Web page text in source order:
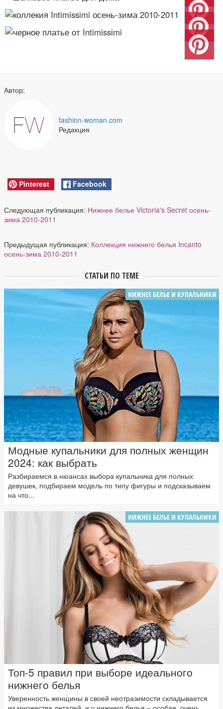
Автор:
fashion-woman.com
Редакция
Pinterest Facebook
Следующая публикация: Нижнее белье Victoria's Secret осень-
зима 2010-2011
Предыдущая публикация: Коллекция нижнего белья Incanto
осень-зима 2010-2011
СТАТЬИ ПО ТЕМЕ
НИЖНЕЕ БЕЛЬЕ И КУПАЛЬНИКИ
Модные купальники для полных женщин
2024: как выбрать
Разбираемся в нюансах выбора купальника для полных
девушек, подбираем модель по типу фигуры и подсказываем
на что...
НИЖНЕЕ БЕЛЬЕ И КУПАЛЬНИКИ
Топ-5 правил при выборе идеального
нижнего белья
Уверенность женщины в своей неотразимости складывается